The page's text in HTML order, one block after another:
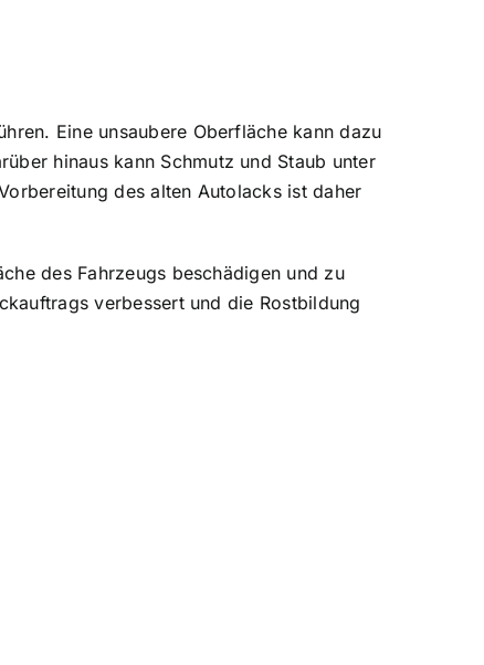
Eine unsaubere Oberfläche kann dazu
hinaus kann Schmutz und Staub unter
des alten Autolacks ist daher
des Fahrzeugs beschädigen und zu
verbessert und die Rostbildung